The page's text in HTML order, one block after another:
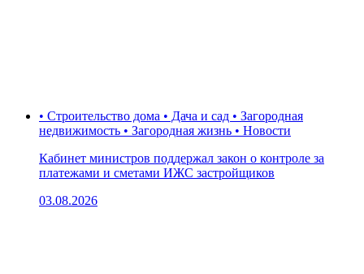
• Строительство дома • Дача и сад • Загородная
недвижимость • Загородная жизнь • Новости
Кабинет министров поддержал закон о контроле за
платежами и сметами ИЖС застройщиков
03.08.2026